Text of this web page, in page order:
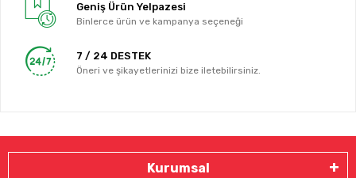
Geniş Ürün Yelpazesi
Binlerce ürün ve kampanya seçeneği
7 / 24 DESTEK
Öneri ve şikayetlerinizi bize iletebilirsiniz.
Kurumsal